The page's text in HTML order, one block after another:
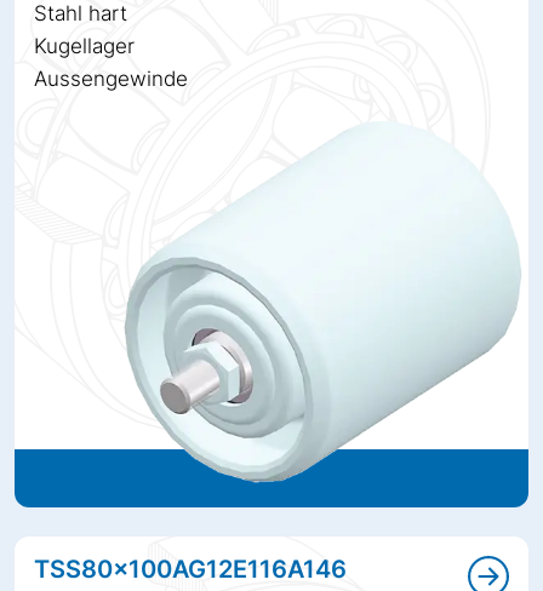
Stahl hart
Kugellager
Aussengewinde
TSS80x100AG12E116A146